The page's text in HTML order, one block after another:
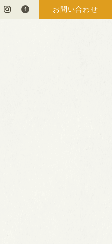
お問い合わせ